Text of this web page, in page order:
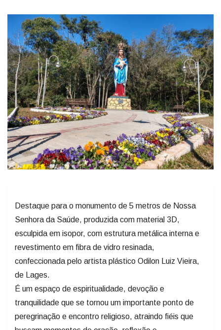
Destaque para o monumento de 5 metros de Nossa
Senhora da Saúde, produzida com material 3D,
esculpida em isopor, com estrutura metálica interna e
revestimento em fibra de vidro resinada,
confeccionada pelo artista plástico Odilon Luiz Vieira,
de Lages.
É um espaço de espiritualidade, devoção e
tranquilidade que se tornou um importante ponto de
peregrinação e encontro religioso, atraindo fiéis que